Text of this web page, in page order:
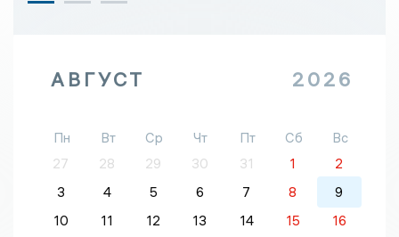
АВГУСТ 2026
Пн Вт Ср Чт Пт Сб
Вс
27
28 29 30 31 1
2
3
4 5 6 7 8
9
10
11 12 13 14 15
16